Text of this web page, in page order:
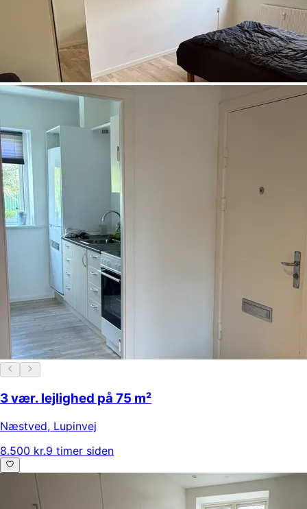
3 vær. lejlighed på 75 m²
Næstved, Lupinvej
8.500 kr.9 timer siden